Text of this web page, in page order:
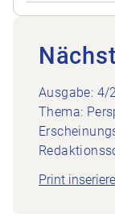
Ausgabe: 4/
Thema:
Print